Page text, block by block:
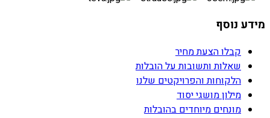
מידע נוסף
קבלו הצעת מחיר
שאלות ותשובות על הובלות
הלקוחות והפרויקטים שלנו
מילון מושגי יסוד
מונחים מיוחדים בהובלות